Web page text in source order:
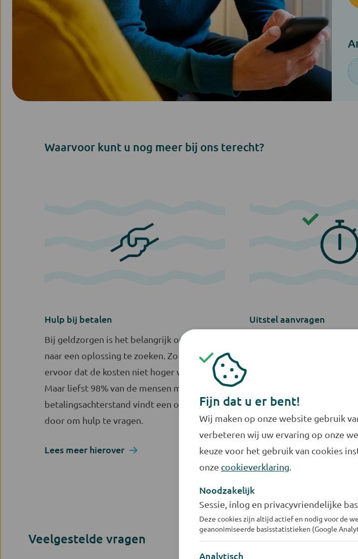
Waarvoor kunt u nog meer bij ons terecht?
Hulp bij betalen
Bij geldzorgen is het belangrijk om op tijd
naar een oplossing te zoeken. Zo zorgt u
ervoor dat de kosten niet hoger worden.
Maar liefst 98% van de mensen met een
betalingsachterstand vindt een oplossing
door om hulp te vragen.
Lees meer hierover
Uitstel aanvragen
tijd bent met betalen van
start hetincassoproces.
Uitstel aanvragen
Veelgestelde vragen
Fijn dat u er bent!
Wij maken op onze website gebruik
verbeteren wij uw ervaring op onze
keuze voor het gebruik van cookies
onze cookieverklaring
Noodzakelijk
Sessie, inlog en privacyvriendelijke
Deze cookies zijn altijd actief en nodig voor de
geanonimiseerde basisstatistieken (Google
Analytisch